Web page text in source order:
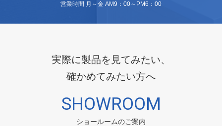
営業時間 月～金 AM9：00～PM6：00
実際に製品を見てみたい、
確かめてみたい方へ
SHOWROOM
ショールームのご案内